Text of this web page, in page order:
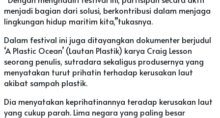
menjadi bagian dari solusi, berkontribusi dalam menjaga
lingkungan hidup maritim kita,”tukasnya.
Dalam festival ini juga ditayangkan dokumenter berjudul
‘A Plastic Ocean’ (Lautan Plastik) karya Craig Lesson
seorang penulis, sutradara sekaligus produsernya yang
menyatakan turut prihatin terhadap kerusakan laut
akibat sampah plastik.
Dia menyatakan keprihatinannya teradap kerusakan laut
yang cukup parah. Lima negara yang paling besar